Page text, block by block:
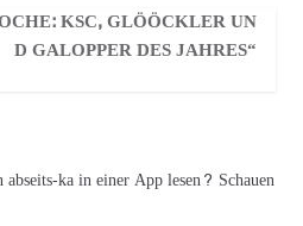
KSC, GLÖÖCKLER UND
GALOPPER DES JAHRES“
ka in einer App lesen? Schauen